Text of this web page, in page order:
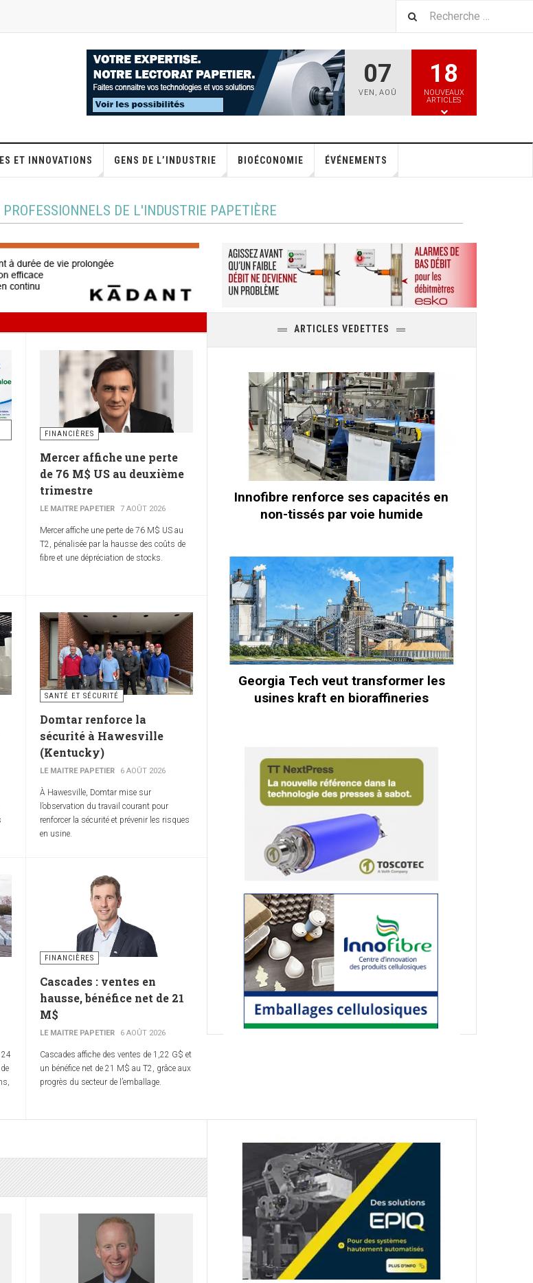
07
VEN , AOÛ
18
NOUVEAUX
ARTICLES
ET INNOVATIONS GENS DE L’INDUSTRIE BIOÉCONOMIE ÉVÉNEMENTS
DE L'INDUSTRIE PAPETIÈRE
FINANCIÈRES
Mercer affiche une perte
de 76 M$ US au deuxième
trimestre
LE MAITRE PAPETIER 7 AOÛT 2026
Mercer affiche une perte de 76 M$ US au
T2, pénalisée par la hausse des coûts de
fibre et une dépréciation de stocks.
SANTÉ ET SÉCURITÉ
Domtar renforce la
sécurité à Hawesville
(Kentucky)
LE MAITRE PAPETIER 6 AOÛT 2026
À Hawesville, Domtar mise sur
l’observation du travail courant pour
renforcer la sécurité et prévenir les risques
en usine.
24
FINANCIÈRES
Cascades : ventes en
hausse, bénéfice net de 21
M$
LE MAITRE PAPETIER 6 AOÛT 2026
Cascades affiche des ventes de 1,22 G$ et
un bénéfice net de 21 M$ au T2, grâce aux
progrès du secteur de l’emballage.
ARTICLES VEDETTES
Innofibre renforce ses capacités en
non-tissés par voie humide
Georgia Tech veut transformer les
usines kraft en bioraffineries